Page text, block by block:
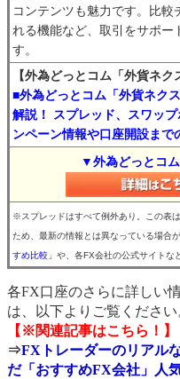
コンテンツも魅力です。比較
れる機能など、取引をサポー
す。
【外為どっとコム「外貨ネク
■外為どっとコム「外貨ネク
解説！ スプレッド、スワッ
ンペーン情報や口座開設まで
▼外為どっとコ
※スプレッドはすべて例外あり。この表
ため、最新の情報とは異なっている場合
すめ比較」 や、各FX会社の公式サイトな
各FX口座のさらに詳しい
は、以下よりご覧ください
【※関連記事はこちら！】
⇒FXトレーダーのリアル
だ「おすすめFX会社」人